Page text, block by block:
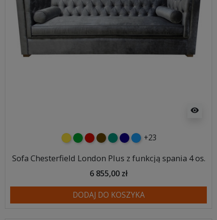
visibility
żółtyzielonyczerwony
czekoladowy
turkusowy
granatowy
niebieski
+23
Sofa Chesterfield London Plus z funkcją spania 4 os.
6 855,00 zł
DODAJ DO KOSZYKA